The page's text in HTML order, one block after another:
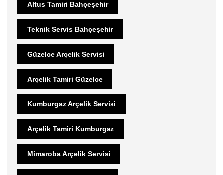
Altus Tamiri Bahçeşehir
Teknik Servis Bahçeşehir
Güzelce Arçelik Servisi
Arçelik Tamiri Güzelce
Kumburgaz Arçelik Servisi
Arçelik Tamiri Kumburgaz
Mimaroba Arçelik Servisi